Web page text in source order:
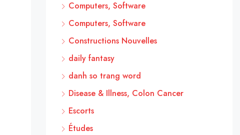
Computers, Software
Computers, Software
Constructions Nouvelles
daily fantasy
danh so trang word
Disease & Illness, Colon Cancer
Escorts
Études